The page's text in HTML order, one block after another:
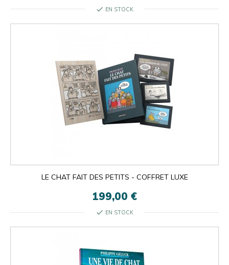
check EN STOCK
LE CHAT FAIT DES PETITS - COFFRET LUXE
199,00 €
check EN STOCK